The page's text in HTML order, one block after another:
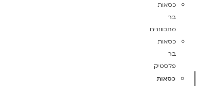
כסאות
בר
מתכווננים
כסאות
בר
פלסטיק
כסאות